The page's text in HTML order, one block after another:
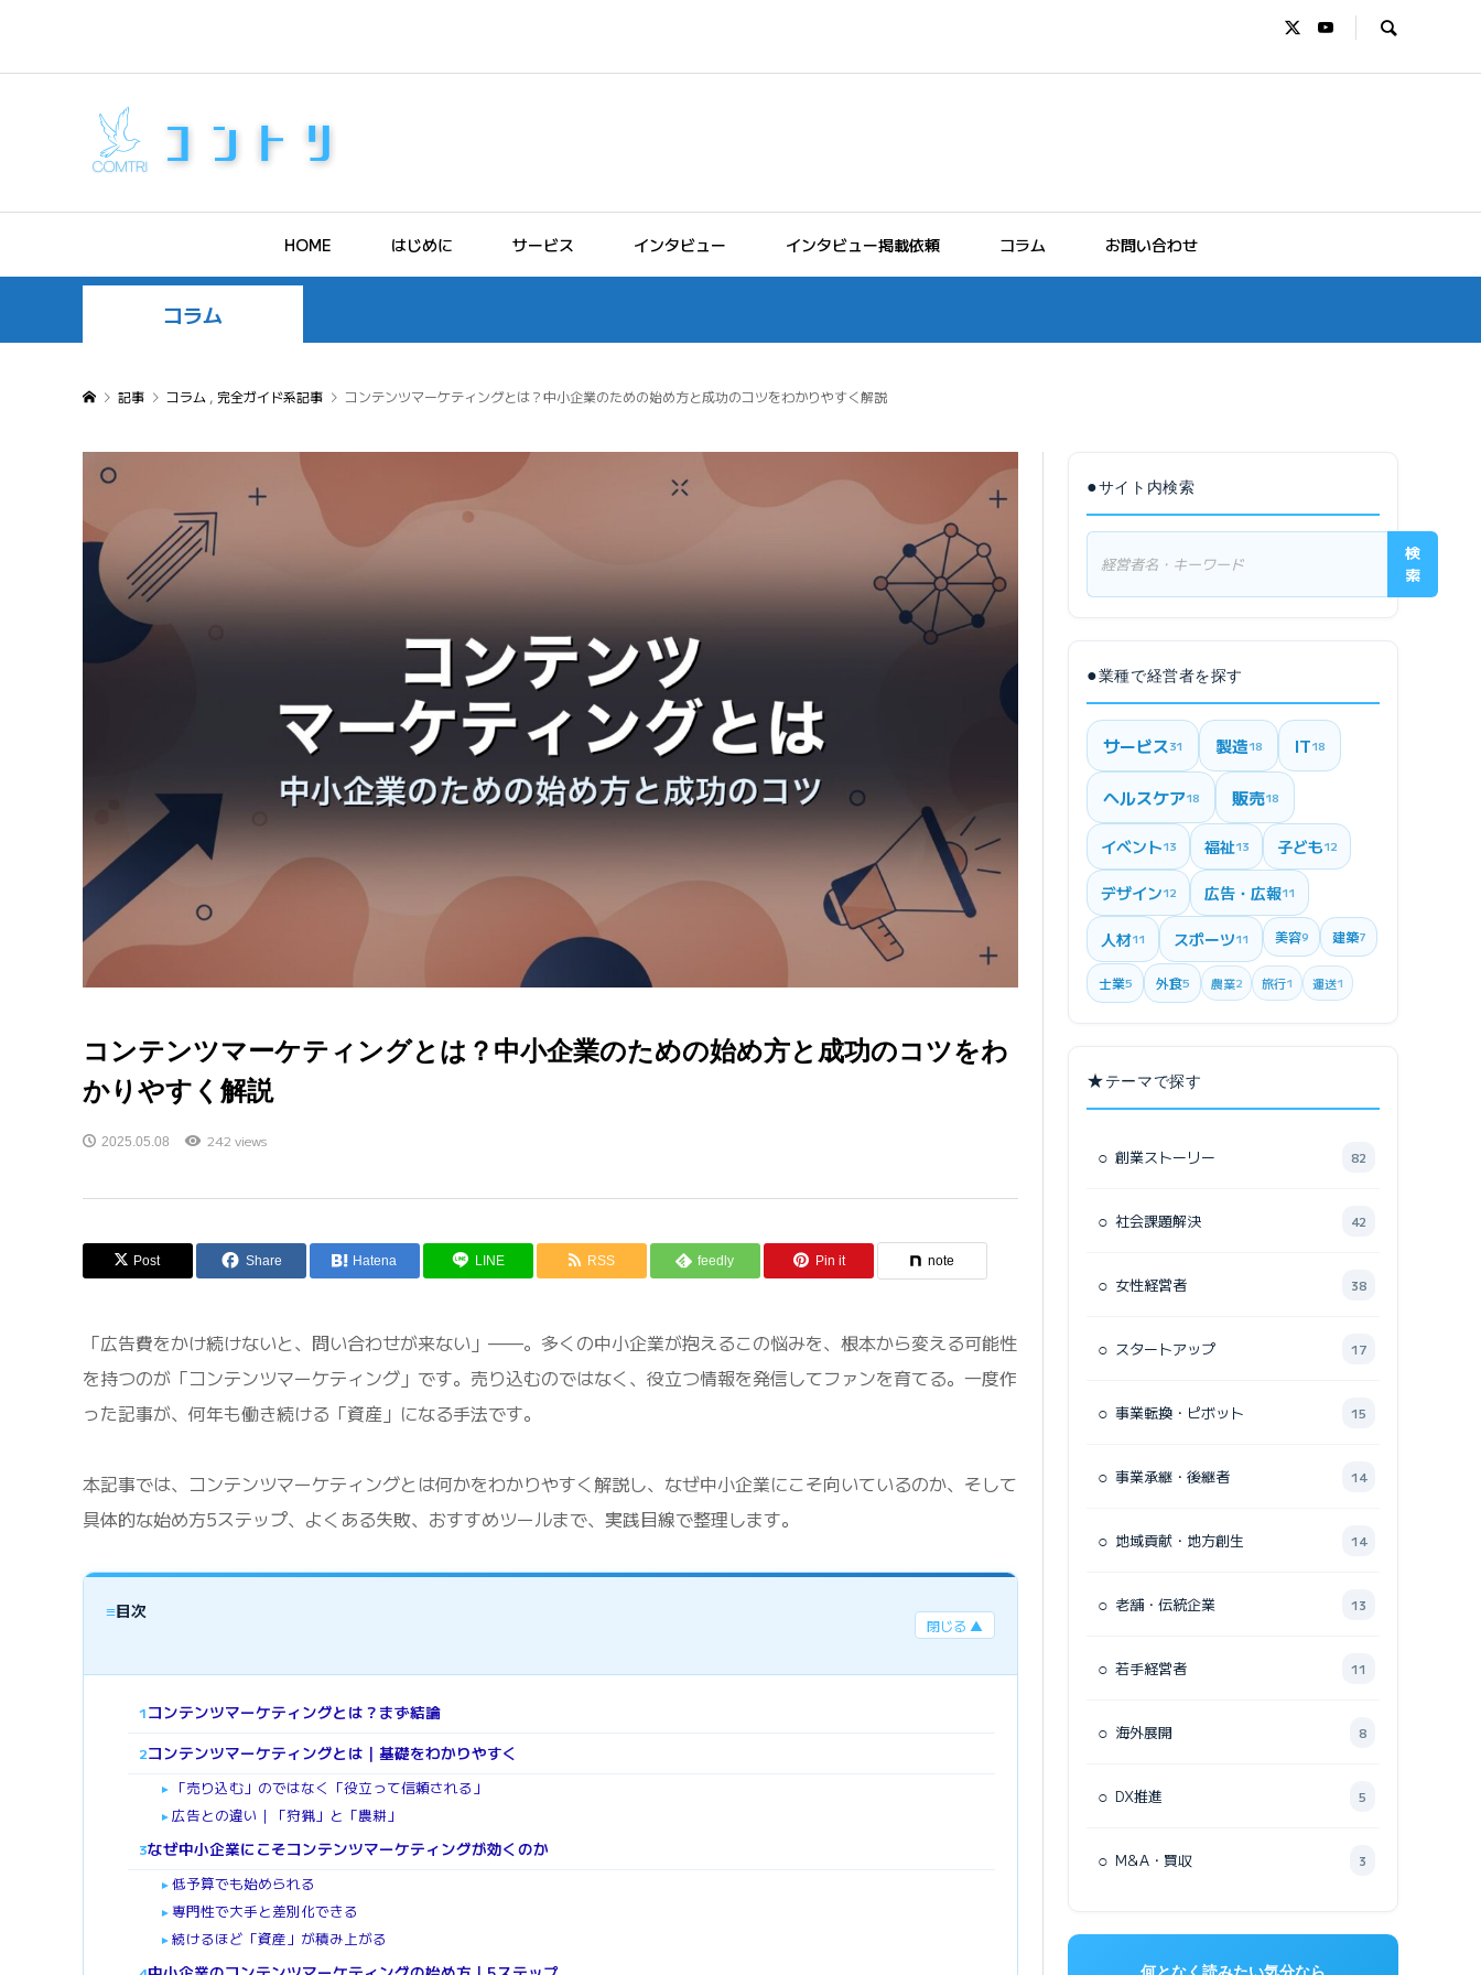
HOME はじめに サービス インタビュー インタビュー掲載依頼 コラム お問い合わせ
コラム
記事 コラム , 完全ガイド系記事 コンテンツマーケティングとは？中小企業のための始め方と成功のコツをわかりやすく解説
コンテンツマーケティングとは？中小企業のための始め方と成功のコツをわ
かりやすく解説
2025.05.08 242 views
Post Share Hatena LINE RSS feedly Pin it note
「広告費をかけ続けないと、問い合わせが来ない」——。多くの中小企業が抱えるこの悩みを、根本から変える可能性
を持つのが「コンテンツマーケティング」です。売り込むのではなく、役立つ情報を発信してファンを育てる。一度作
った記事が、何年も働き続ける「資産」になる手法です。
本記事では、コンテンツマーケティングとは何かをわかりやすく解説し、なぜ中小企業にこそ向いているのか、そして
具体的な始め方5ステップ、よくある失敗、おすすめツールまで、実践目線で整理します。
≡目次
閉じる ▲
1コンテンツマーケティングとは？まず結論
2コンテンツマーケティングとは｜基礎をわかりやすく
► 「売り込む」のではなく「役立って信頼される」
► 広告との違い｜「狩猟」と「農耕」
3なぜ中小企業にこそコンテンツマーケティングが効くのか
► 低予算でも始められる
► 専門性で大手と差別化できる
► 続けるほど「資産」が積み上がる
●サイト内検索
検
索
●業種で経営者を探す
サービス31 製造18 IT18
ヘルスケア18 販売18
イベント13 福祉13 子ども12
デザイン12 広告・広報11
人材11 スポーツ11 美容9 建築7
士業5 外食5 農業2 旅行1 運送1
★テーマで探す
○ 創業ストーリー 82
○ 社会課題解決 42
○ 女性経営者 38
○ スタートアップ 17
○ 事業転換・ピボット 15
○ 事業承継・後継者 14
○ 地域貢献・地方創生 14
○ 老舗・伝統企業 13
○ 若手経営者 11
○ 海外展開 8
○ DX推進 5
○ M&A・買収 3